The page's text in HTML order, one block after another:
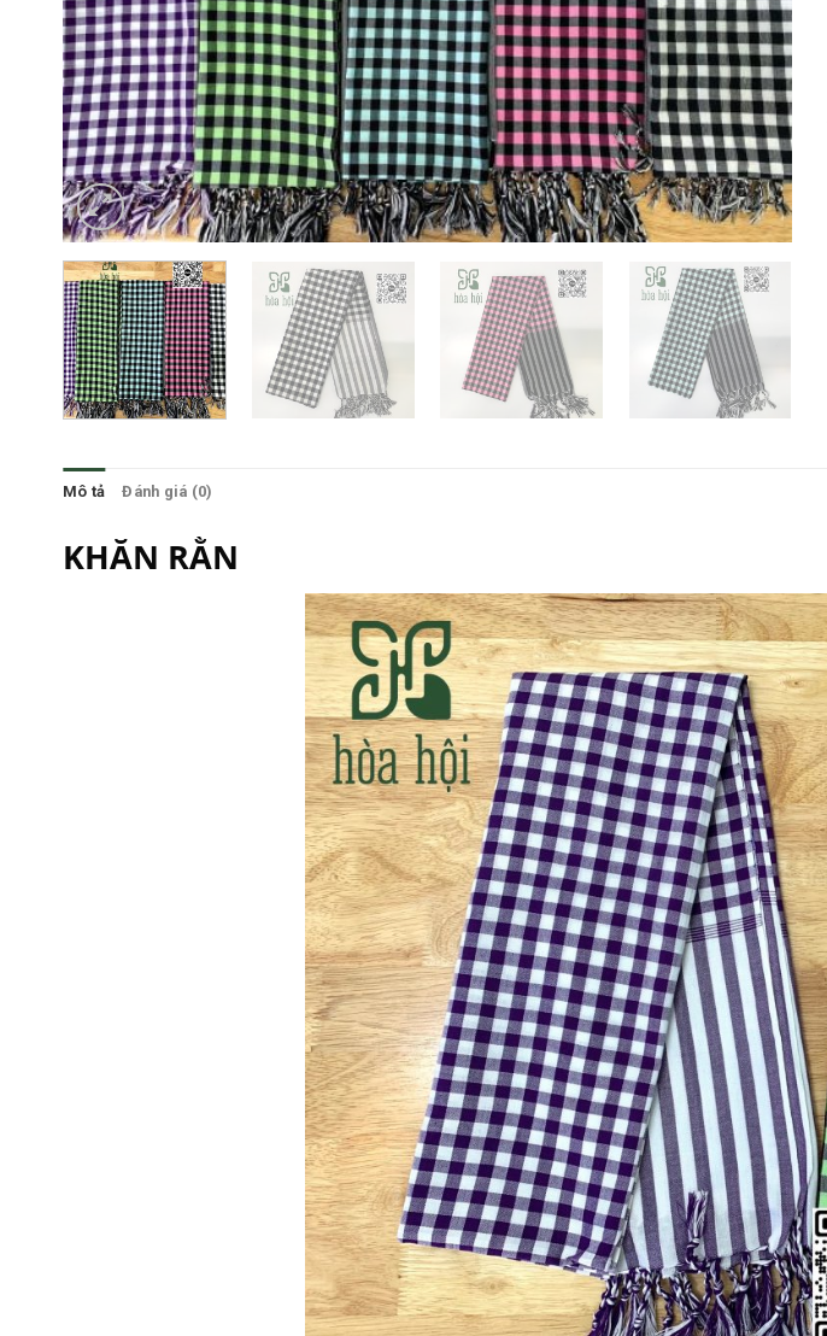
Mô tả Đánh giá (0)
KHĂN RẰN